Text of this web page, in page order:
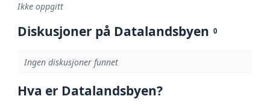
Ikke oppgitt
Diskusjoner på Datalandsbyen 0
Ingen diskusjoner funnet
Hva er Datalandsbyen?